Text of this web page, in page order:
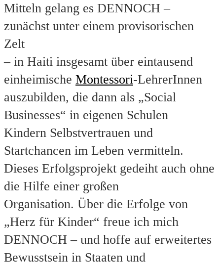
Mitteln gelang es DENNOCH –
zunächst unter einem provisorischen
Zelt
– in Haiti insgesamt über eintausend
einheimische Montessori-LehrerInnen
auszubilden, die dann als „Social
Businesses“ in eigenen Schulen
Kindern Selbstvertrauen und
Startchancen im Leben vermitteln.
Dieses Erfolgsprojekt gedeiht auch ohne
die Hilfe einer großen
Organisation. Über die Erfolge von
„Herz für Kinder“ freue ich mich
DENNOCH – und hoffe auf erweitertes
Bewusstsein in Staaten und